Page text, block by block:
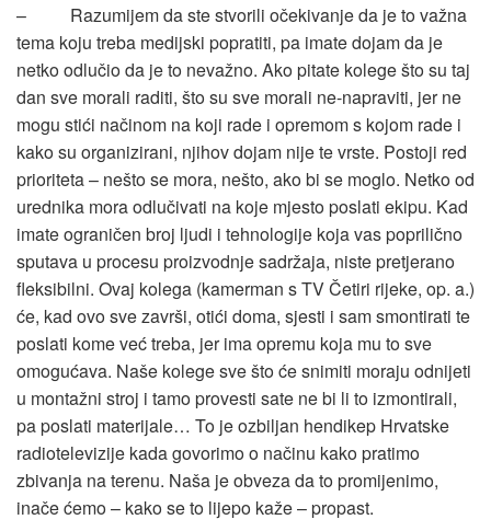
– Razumijem da ste stvorili očekivanje da je to važna
tema koju treba medijski popratiti, pa imate dojam da je
netko odlučio da je to nevažno. Ako pitate kolege što su taj
dan sve morali raditi, što su sve morali ne-napraviti, jer ne
mogu stići načinom na koji rade i opremom s kojom rade i
kako su organizirani, njihov dojam nije te vrste. Postoji red
prioriteta – nešto se mora, nešto, ako bi se moglo. Netko od
urednika mora odlučivati na koje mjesto poslati ekipu. Kad
imate ograničen broj ljudi i tehnologije koja vas poprilično
sputava u procesu proizvodnje sadržaja, niste pretjerano
fleksibilni. Ovaj kolega (kamerman s TV Četiri rijeke, op. a.)
će, kad ovo sve završi, otići doma, sjesti i sam smontirati te
poslati kome već treba, jer ima opremu koja mu to sve
omogućava. Naše kolege sve što će snimiti moraju odnijeti
u montažni stroj i tamo provesti sate ne bi li to izmontirali,
pa poslati materijale… To je ozbiljan hendikep Hrvatske
radiotelevizije kada govorimo o načinu kako pratimo
zbivanja na terenu. Naša je obveza da to promijenimo,
inače ćemo – kako se to lijepo kaže – propast.